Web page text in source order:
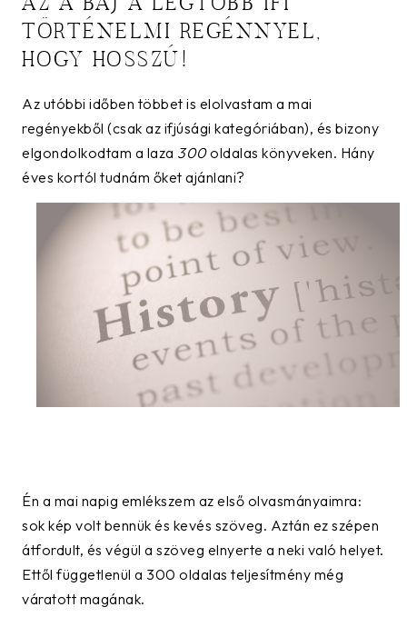
AZ A BAJ A LEGTÖBB IFI
TÖRTÉNELMI REGÉNNYEL,
HOGY HOSSZÚ!
Az utóbbi időben többet is elolvastam a mai
regényekből (csak az ifjúsági kategóriában), és bizony
elgondolkodtam a laza 300oldalas könyveken. Hány
éves kortól tudnám őket ajánlani?
Én a mai napig emlékszem az első olvasmányaimra:
sok kép volt bennük és kevés szöveg. Aztán ez szépen
átfordult, és végül a szöveg elnyerte a neki való helyet.
Ettől függetlenül a 300 oldalas teljesítmény még
váratott magának.